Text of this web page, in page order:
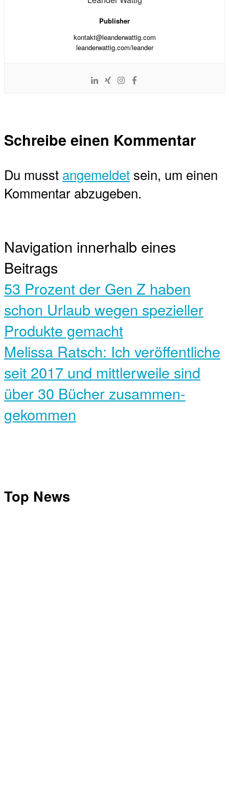
Publisher
kontakt@leanderwattig.com
leanderwattig.com/leander
Schreibe einen Kommentar
Du musst angemeldet sein, um einen
Kommentar abzugeben.
Navigation innerhalb eines
Beitrags
53 Prozent der Gen Z haben
schon Urlaub wegen spezieller
Produkte gemacht
Melissa Ratsch: Ich veröffentliche
seit 2017 und mittler­weile sind
über 30 Bücher zusammen­
gekommen
Top News